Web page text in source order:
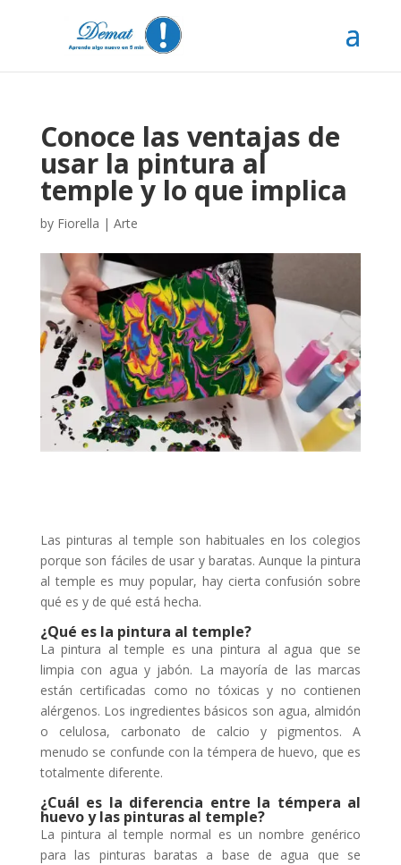
Conoce las ventajas de
usar la pintura al
temple y lo que implica
by Fiorella | Arte
Las pinturas al temple son habituales en los colegios
porque son fáciles de usar y baratas. Aunque la pintura
al temple es muy popular, hay cierta confusión sobre
qué es y de qué está hecha.
¿Qué es la pintura al temple?
La pintura al temple es una pintura al agua que se
limpia con agua y jabón. La mayoría de las marcas
están certificadas como no tóxicas y no contienen
alérgenos. Los ingredientes básicos son agua, almidón
o celulosa, carbonato de calcio y pigmentos. A
menudo se confunde con la témpera de huevo, que es
totalmente diferente.
¿Cuál es la diferencia entre la témpera al
huevo y las pinturas al temple?
La pintura al temple normal es un nombre genérico
para las pinturas baratas a base de agua que se